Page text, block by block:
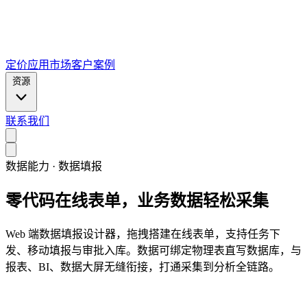
定价应用市场客户案例
联系我们
数据能力 · 数据填报
零代码在线表单，业务数据轻松采集
Web 端数据填报设计器，拖拽搭建在线表单，支持任务下
发、移动填报与审批入库。数据可绑定物理表直写数据库，与
报表、BI、数据大屏无缝衔接，打通采集到分析全链路。